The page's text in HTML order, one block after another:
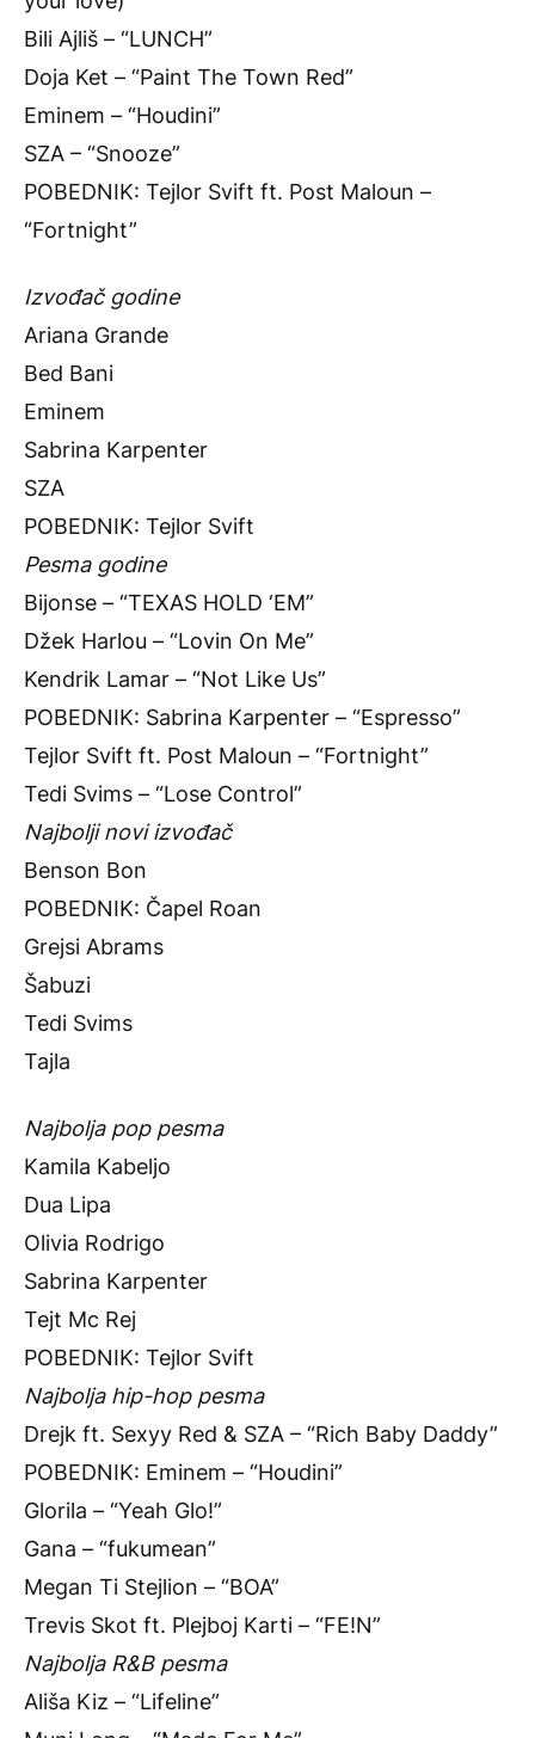
Bili Ajliš – “LUNCH”
Doja Ket – “Paint The Town Red”
Eminem – “Houdini”
SZA – “Snooze”
POBEDNIK: Tejlor Svift ft. Post Maloun –
“Fortnight”
Izvođač godine
Ariana Grande
Bed Bani
Eminem
Sabrina Karpenter
SZA
POBEDNIK: Tejlor Svift
Pesma godine
Bijonse – “TEXAS HOLD ‘EM”
Džek Harlou – “Lovin On Me”
Kendrik Lamar – “Not Like Us”
POBEDNIK: Sabrina Karpenter – “Espresso”
Tejlor Svift ft. Post Maloun – “Fortnight”
Tedi Svims – “Lose Control”
Najbolji novi izvođač
Benson Bon
POBEDNIK: Čapel Roan
Grejsi Abrams
Šabuzi
Tedi Svims
Tajla
Najbolja pop pesma
Kamila Kabeljo
Dua Lipa
Olivia Rodrigo
Sabrina Karpenter
Tejt Mc Rej
POBEDNIK: Tejlor Svift
Najbolja hip-hop pesma
Drejk ft. Sexyy Red & SZA – “Rich Baby Daddy”
POBEDNIK: Eminem – “Houdini”
Glorila – “Yeah Glo!”
Gana – “fukumean”
Megan Ti Stejlion – “BOA”
Trevis Skot ft. Plejboj Karti – “FE!N”
Najbolja R&B pesma
Ališa Kiz – “Lifeline”